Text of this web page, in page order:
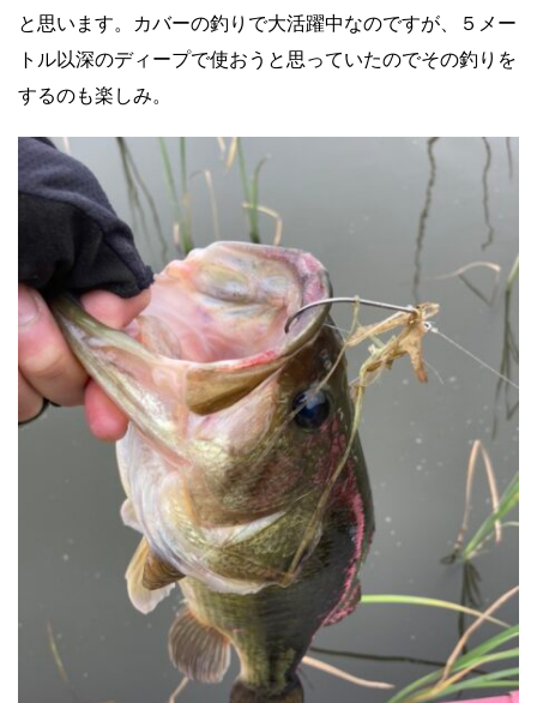
と思います。カバーの釣りで大活躍中なのですが、５メー
トル以深のディープで使おうと思っていたのでその釣りを
するのも楽しみ。